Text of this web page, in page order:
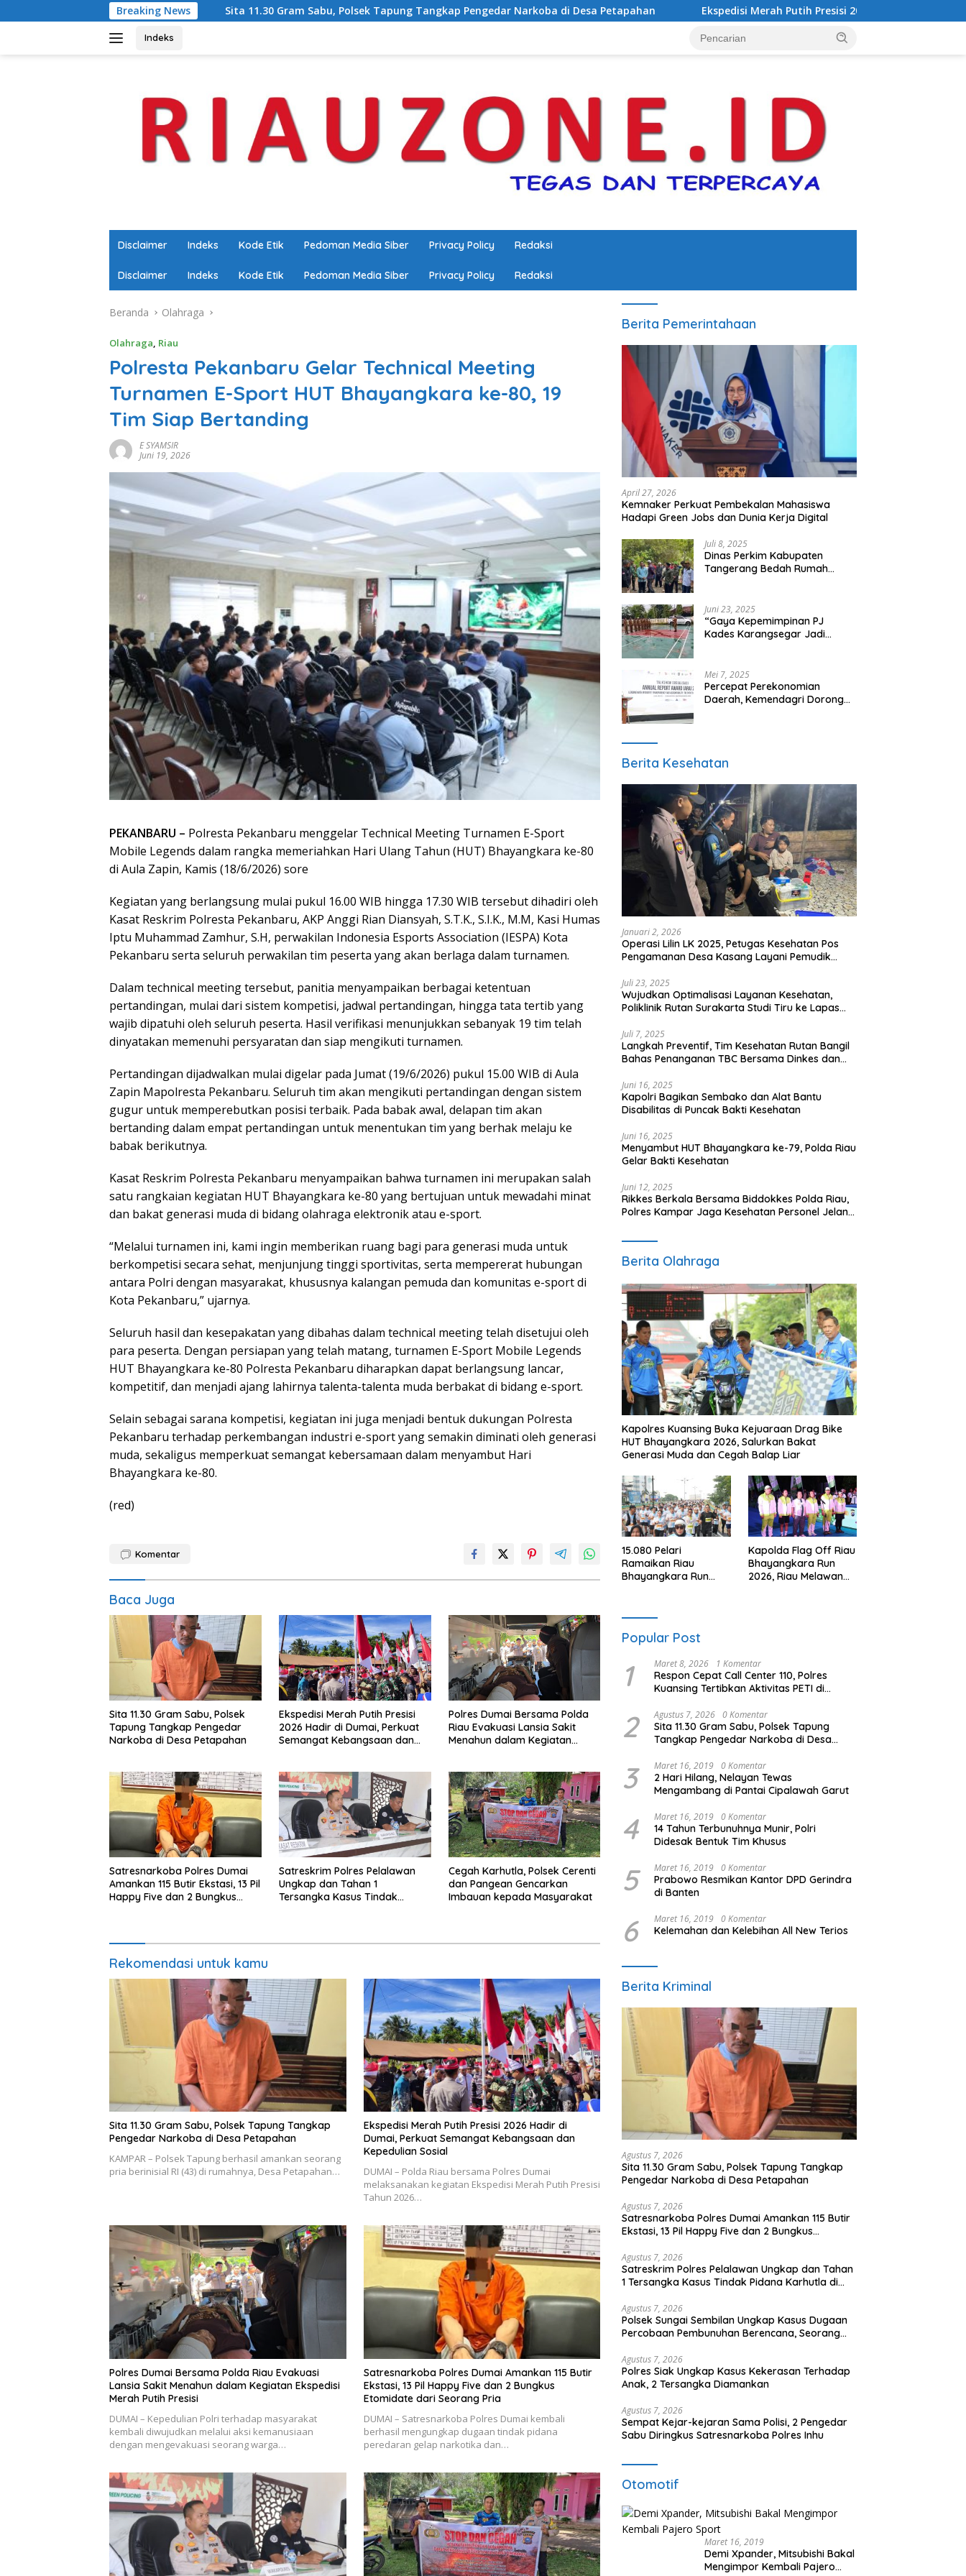
ke
Breaking News
Sita 11.30 Gram Sabu, Polsek Tapung Tangkap Pengedar Narkoba di Desa Petapahan Ekspedisi Merah Putih Presisi 2026 Hadir di Dumai, Perkuat Semangat
Indeks
Disclaimer Indeks Kode Etik Pedoman Media Siber Privacy Policy Redaksi
Disclaimer Indeks Kode Etik Pedoman Media Siber Privacy Policy Redaksi
Beranda Olahraga
Olahraga, Riau
Polresta Pekanbaru Gelar Technical Meeting
Turnamen E-Sport HUT Bhayangkara ke-80, 19
Tim Siap Bertanding
E SYAMSIR
Juni 19, 2026
PEKANBARU – Polresta Pekanbaru menggelar Technical Meeting Turnamen E-Sport
Mobile Legends dalam rangka memeriahkan Hari Ulang Tahun (HUT) Bhayangkara ke-80
di Aula Zapin, Kamis (18/6/2026) sore
Kegiatan yang berlangsung mulai pukul 16.00 WIB hingga 17.30 WIB tersebut dihadiri oleh
Kasat Reskrim Polresta Pekanbaru, AKP Anggi Rian Diansyah, S.T.K., S.I.K., M.M, Kasi Humas
Iptu Muhammad Zamhur, S.H, perwakilan Indonesia Esports Association (IESPA) Kota
Pekanbaru serta seluruh perwakilan tim peserta yang akan berlaga dalam turnamen.
Dalam technical meeting tersebut, panitia menyampaikan berbagai ketentuan
pertandingan, mulai dari sistem kompetisi, jadwal pertandingan, hingga tata tertib yang
wajib dipatuhi oleh seluruh peserta. Hasil verifikasi menunjukkan sebanyak 19 tim telah
dinyatakan memenuhi persyaratan dan siap mengikuti turnamen.
Pertandingan dijadwalkan mulai digelar pada Jumat (19/6/2026) pukul 15.00 WIB di Aula
Zapin Mapolresta Pekanbaru. Seluruh tim akan mengikuti pertandingan dengan sistem
gugur untuk memperebutkan posisi terbaik. Pada babak awal, delapan tim akan
bertanding dalam empat pertandingan untuk menentukan tim yang berhak melaju ke
babak berikutnya.
Kasat Reskrim Polresta Pekanbaru menyampaikan bahwa turnamen ini merupakan salah
satu rangkaian kegiatan HUT Bhayangkara ke-80 yang bertujuan untuk mewadahi minat
dan bakat generasi muda di bidang olahraga elektronik atau e-sport.
“Melalui turnamen ini, kami ingin memberikan ruang bagi para generasi muda untuk
berkompetisi secara sehat, menjunjung tinggi sportivitas, serta mempererat hubungan
antara Polri dengan masyarakat, khususnya kalangan pemuda dan komunitas e-sport di
Kota Pekanbaru,” ujarnya.
Seluruh hasil dan kesepakatan yang dibahas dalam technical meeting telah disetujui oleh
para peserta. Dengan persiapan yang telah matang, turnamen E-Sport Mobile Legends
HUT Bhayangkara ke-80 Polresta Pekanbaru diharapkan dapat berlangsung lancar,
kompetitif, dan menjadi ajang lahirnya talenta-talenta muda berbakat di bidang e-sport.
Selain sebagai sarana kompetisi, kegiatan ini juga menjadi bentuk dukungan Polresta
Pekanbaru terhadap perkembangan industri e-sport yang semakin diminati oleh generasi
muda, sekaligus memperkuat semangat kebersamaan dalam menyambut Hari
Bhayangkara ke-80.
(red)
Komentar
Baca Juga
Sita 11.30 Gram Sabu, Polsek
Tapung Tangkap Pengedar
Narkoba di Desa Petapahan
Ekspedisi Merah Putih Presisi
2026 Hadir di Dumai, Perkuat
Semangat Kebangsaan dan
Polres Dumai Bersama Polda
Riau Evakuasi Lansia Sakit
Menahun dalam Kegiatan
Satresnarkoba Polres Dumai
Amankan 115 Butir Ekstasi, 13 Pil
Happy Five dan 2 Bungkus
Satreskrim Polres Pelalawan
Ungkap dan Tahan 1
Tersangka Kasus Tindak
Cegah Karhutla, Polsek Cerenti
dan Pangean Gencarkan
Imbauan kepada Masyarakat
Rekomendasi untuk kamu
Sita 11.30 Gram Sabu, Polsek Tapung Tangkap
Pengedar Narkoba di Desa Petapahan
KAMPAR – Polsek Tapung berhasil amankan seorang
pria berinisial RI (43) di rumahnya, Desa Petapahan…
Ekspedisi Merah Putih Presisi 2026 Hadir di
Dumai, Perkuat Semangat Kebangsaan dan
Kepedulian Sosial
DUMAI – Polda Riau bersama Polres Dumai
melaksanakan kegiatan Ekspedisi Merah Putih Presisi
Tahun 2026…
Polres Dumai Bersama Polda Riau Evakuasi
Lansia Sakit Menahun dalam Kegiatan Ekspedisi
Merah Putih Presisi
DUMAI – Kepedulian Polri terhadap masyarakat
kembali diwujudkan melalui aksi kemanusiaan
dengan mengevakuasi seorang warga…
Satresnarkoba Polres Dumai Amankan 115 Butir
Ekstasi, 13 Pil Happy Five dan 2 Bungkus
Etomidate dari Seorang Pria
DUMAI – Satresnarkoba Polres Dumai kembali
berhasil mengungkap dugaan tindak pidana
peredaran gelap narkotika dan…
Berita Pemerintahaan
April 27, 2026
Kemnaker Perkuat Pembekalan Mahasiswa
Hadapi Green Jobs dan Dunia Kerja Digital
Juli 8, 2025
Dinas Perkim Kabupaten
Tangerang Bedah Rumah
Juni 23, 2025
“Gaya Kepemimpinan PJ
Kades Karangsegar Jadi
Mei 7, 2025
Percepat Perekonomian
Daerah, Kemendagri Dorong
Berita Kesehatan
Januari 2, 2026
Operasi Lilin LK 2025, Petugas Kesehatan Pos
Pengamanan Desa Kasang Layani Pemudik
Juli 23, 2025
Wujudkan Optimalisasi Layanan Kesehatan,
Poliklinik Rutan Surakarta Studi Tiru ke Lapas
Juli 7, 2025
Langkah Preventif, Tim Kesehatan Rutan Bangil
Bahas Penanganan TBC Bersama Dinkes dan
Juni 16, 2025
Kapolri Bagikan Sembako dan Alat Bantu
Disabilitas di Puncak Bakti Kesehatan
Juni 16, 2025
Menyambut HUT Bhayangkara ke-79, Polda Riau
Gelar Bakti Kesehatan
Juni 12, 2025
Rikkes Berkala Bersama Biddokkes Polda Riau,
Polres Kampar Jaga Kesehatan Personel Jelang
Berita Olahraga
Kapolres Kuansing Buka Kejuaraan Drag Bike
HUT Bhayangkara 2026, Salurkan Bakat
Generasi Muda dan Cegah Balap Liar
15.080 Pelari
Ramaikan Riau
Bhayangkara Run
Karhutla
Kapolda Flag Off Riau
Bhayangkara Run
2026, Riau Melawan
Popular Post
1 Maret 8, 2026 1 Komentar
Respon Cepat Call Center 110, Polres
Kuansing Tertibkan Aktivitas PETI di
2 Agustus 7, 2026 0 Komentar
Sita 11.30 Gram Sabu, Polsek Tapung
Tangkap Pengedar Narkoba di Desa
3 Maret 16, 2019 0 Komentar
2 Hari Hilang, Nelayan Tewas
Mengambang di Pantai Cipalawah Garut
4 Maret 16, 2019 0 Komentar
14 Tahun Terbunuhnya Munir, Polri
Didesak Bentuk Tim Khusus
5 Maret 16, 2019 0 Komentar
Prabowo Resmikan Kantor DPD Gerindra
di Banten
6 Maret 16, 2019 0 Komentar
Kelemahan dan Kelebihan All New Terios
Berita Kriminal
Agustus 7, 2026
Sita 11.30 Gram Sabu, Polsek Tapung Tangkap
Pengedar Narkoba di Desa Petapahan
Agustus 7, 2026
Satresnarkoba Polres Dumai Amankan 115 Butir
Ekstasi, 13 Pil Happy Five dan 2 Bungkus
Agustus 7, 2026
Satreskrim Polres Pelalawan Ungkap dan Tahan
1 Tersangka Kasus Tindak Pidana Karhutla di
Agustus 7, 2026
Polsek Sungai Sembilan Ungkap Kasus Dugaan
Percobaan Pembunuhan Berencana, Seorang
Agustus 7, 2026
Polres Siak Ungkap Kasus Kekerasan Terhadap
Anak, 2 Tersangka Diamankan
Agustus 7, 2026
Sempat Kejar-kejaran Sama Polisi, 2 Pengedar
Sabu Diringkus Satresnarkoba Polres Inhu
Otomotif
Maret 16, 2019
Demi Xpander, Mitsubishi Bakal
Mengimpor Kembali Pajero